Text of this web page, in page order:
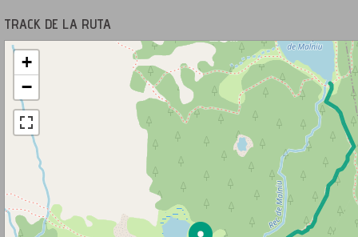
TRACK DE LA RUTA
+
−